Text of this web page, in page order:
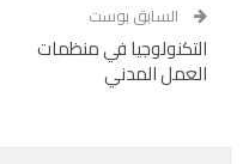
السابق بوست
التكنولوجيا في منظمات
العمل المدني